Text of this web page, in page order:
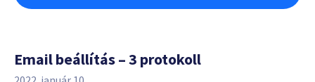
Email beállítás – 3 protokoll